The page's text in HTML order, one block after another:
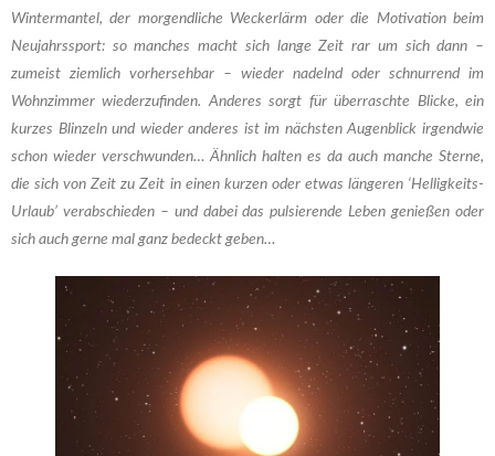
Wintermantel, der morgendliche Weckerlärm oder die Motivation beim
Neujahrssport: so manches macht sich lange Zeit rar um sich dann –
zumeist ziemlich vorhersehbar – wieder nadelnd oder schnurrend im
Wohnzimmer wiederzufinden. Anderes sorgt für überraschte Blicke, ein
kurzes Blinzeln und wieder anderes ist im nächsten Augenblick irgendwie
schon wieder verschwunden… Ähnlich halten es da auch manche Sterne,
die sich von Zeit zu Zeit in einen kurzen oder etwas längeren ‘Helligkeits-
Urlaub’ verabschieden – und dabei das pulsierende Leben genießen oder
sich auch gerne mal ganz bedeckt geben…